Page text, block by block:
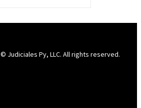
© Judiciales Py, LLC. All rights reserved.